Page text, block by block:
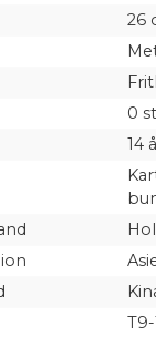
26
0 st
14